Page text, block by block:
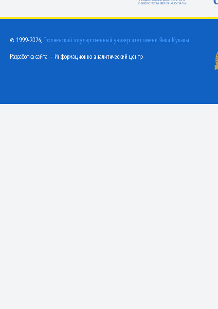
© 1999-2026, Гродненский государственный университет имени Янки Купалы
Разработка сайта — Информационно-аналитический центр